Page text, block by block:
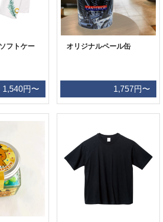
フトケー
1,540円〜
オリジナルペール缶
1,757円〜